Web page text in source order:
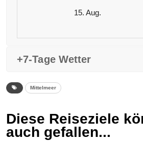
15. Aug.
+7-Tage Wetter
Mittelmeer
Diese Reiseziele
auch gefallen...